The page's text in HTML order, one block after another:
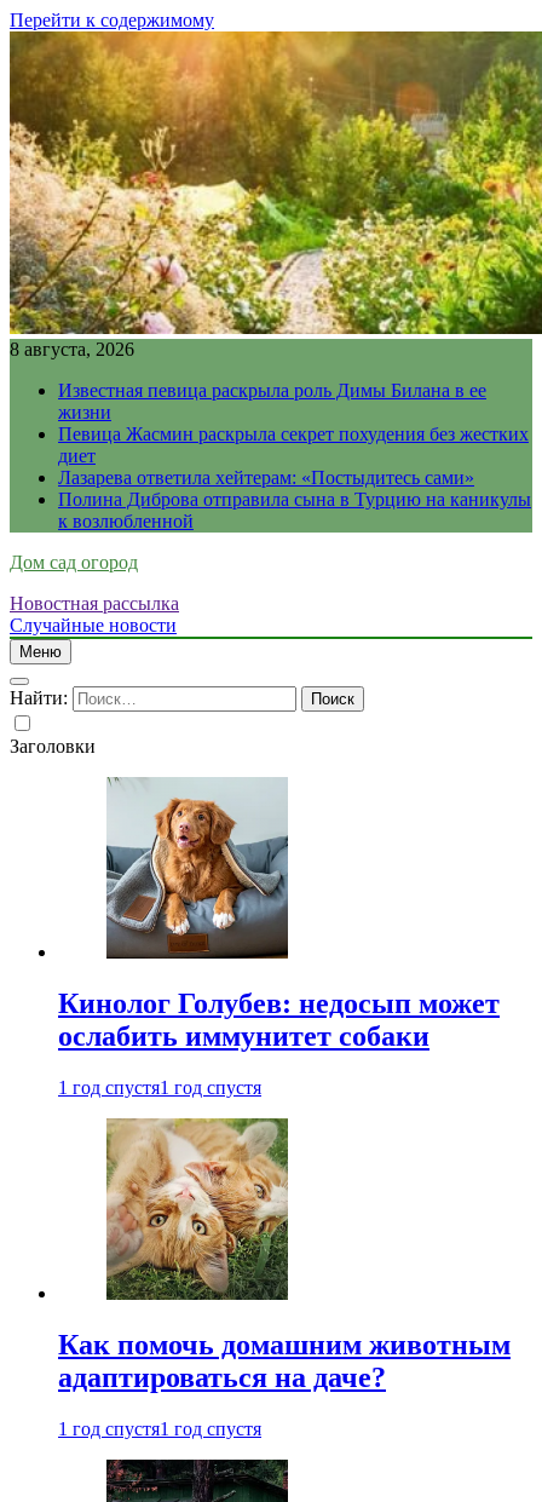
Перейти к содержимому
8 августа, 2026
Известная певица раскрыла роль Димы Билана в ее
жизни
Певица Жасмин раскрыла секрет похудения без жестких
диет
Лазарева ответила хейтерам: «Постыдитесь сами»
Полина Диброва отправила сына в Турцию на каникулы
к возлюбленной
Дом сад огород
Новостная рассылка
Случайные новости
Меню
Найти:
Заголовки
Кинолог Голубев: недосып может
ослабить иммунитет собаки
1 год спустя1 год спустя
Как помочь домашним животным
адаптироваться на даче?
1 год спустя1 год спустя